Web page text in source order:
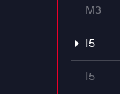
M3
I5
I5